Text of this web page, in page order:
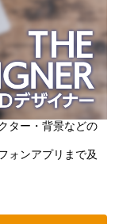
ター・背景などの
ォンアプリまで及